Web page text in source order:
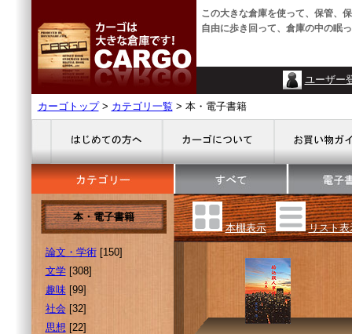
この大きな倉庫を使って、保管、
自由に歩き回って、倉庫の中の眠
ユーザー
カーゴトップ> カテゴリ一覧 > 本・電子書籍
本・電子書籍
論文・学術[150]
文学[308]
趣味[99]
社会[32]
思想 [22]
本棚表示 リスト表